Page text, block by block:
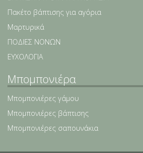
Πακέτο βάπτισης για αγόρια
Μαρτυρικά
ΠΟΔΙΕΣ ΝΟΝΩΝ
ΕΥΧΟΛΟΓΙΑ
Μπομπονιέρα
Μπομπονιέρες γάμου
Μπομπονιέρες βάπτισης
Μπομπονιέρες σαπουνάκια